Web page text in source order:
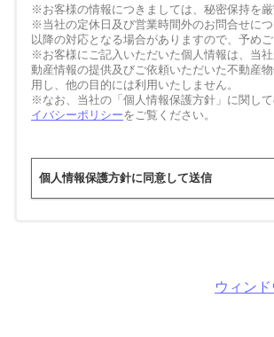
※お客様の情報につきましては、秘密保持を厳
※当社の定休日及び営業時間外のお問合せに
以降の対応となる場合がありますので、予めご
※お客様にご記入いただいた個人情報は、当
動産情報の提供及びご依頼いただいた不動産
用し、他の目的には利用いたしません。
※なお、当社の「個人情報保護方針」に関し
イバシーポリシーをご覧ください。